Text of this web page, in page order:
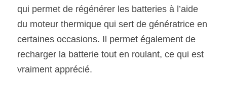
qui permet de régénérer les batteries à l’aide
du moteur thermique qui sert de génératrice en
certaines occasions. Il permet également de
recharger la batterie tout en roulant, ce qui est
vraiment apprécié.